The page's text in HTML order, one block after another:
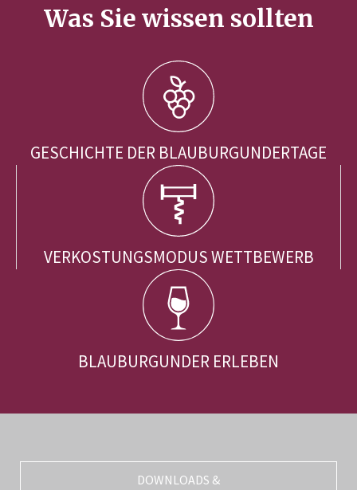
Was Sie wissen sollten
GESCHICHTE DER BLAUBURGUNDERTAGE
VERKOSTUNGSMODUS WETTBEWERB
BLAUBURGUNDER ERLEBEN
DOWNLOADS &